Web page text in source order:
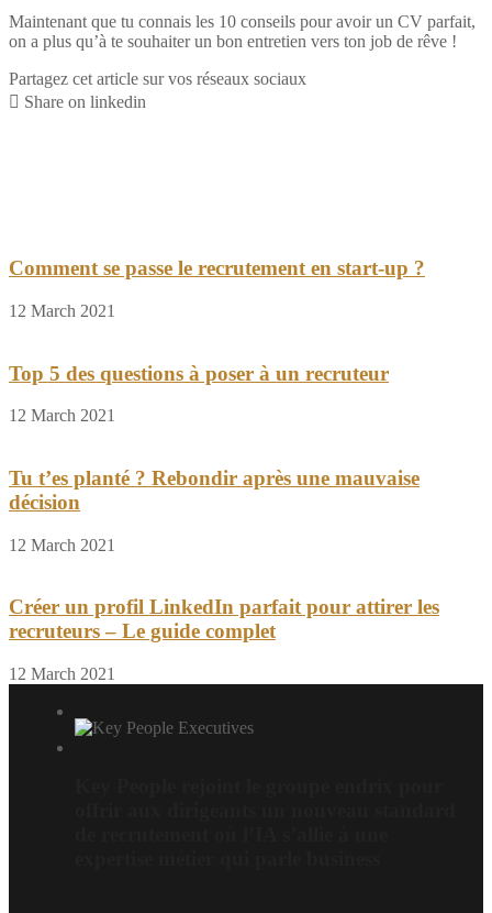
Maintenant que tu connais les 10 conseils pour avoir un CV parfait,
on a plus qu’à te souhaiter un bon entretien vers ton job de rêve !
Partagez cet article sur vos réseaux sociaux
Share on linkedin
Comment se passe le recrutement en start-up ?
12 March 2021
Top 5 des questions à poser à un recruteur
12 March 2021
Tu t’es planté ? Rebondir après une mauvaise
décision
12 March 2021
Créer un profil LinkedIn parfait pour attirer les
recruteurs – Le guide complet
12 March 2021